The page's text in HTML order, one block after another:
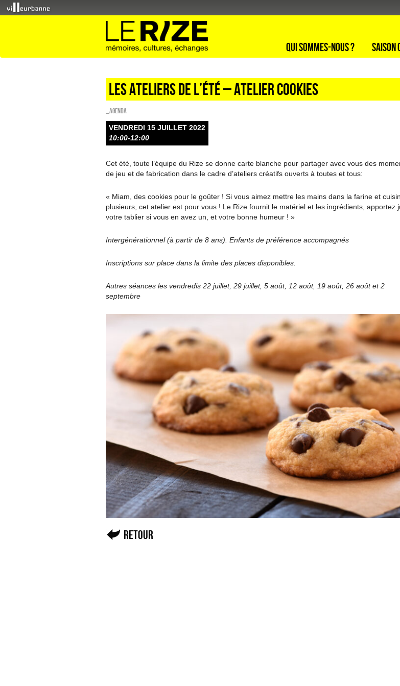
Qui sommes-nous ?
Les ateliers de l’été – Atelier cookies
_Agenda
VENDREDI 15 JUILLET 2022
10:00-12:00
Cet été, toute l’équipe du Rize se donne carte blanche pour partager avec vous des
de jeu et de fabrication dans le cadre d’ateliers créatifs ouverts à toutes et tous:
« Miam, des cookies pour le goûter ! Si vous aimez mettre les mains dans la farine et
plusieurs, cet atelier est pour vous ! Le Rize fournit le matériel et les ingrédients, apportez
votre tablier si vous en avez un, et votre bonne humeur ! »
Intergénérationnel (à partir de 8 ans). Enfants de préférence accompagnés
Inscriptions sur place dans la limite des places disponibles.
Autres séances les vendredis 22 juillet, 29 juillet, 5 août, 12 août, 19 août, 26 août et 2
septembre
Retour